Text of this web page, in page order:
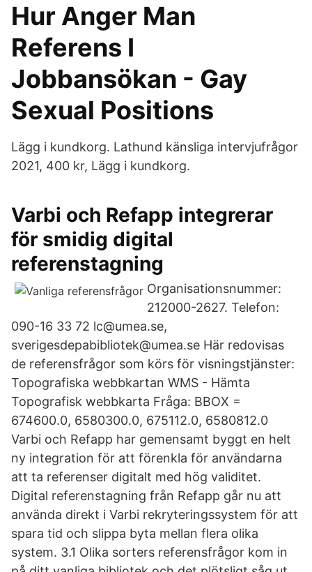
Hur Anger Man
Referens I
Jobbansökan - Gay
Sexual Positions
Lägg i kundkorg. Lathund känsliga intervjufrågor
2021, 400 kr, Lägg i kundkorg.
Varbi och Refapp integrerar
för smidig digital
referenstagning
Organisationsnummer:
212000-2627. Telefon:
090-16 33 72 lc@umea.se,
sverigesdepabibliotek@umea.se Här redovisas
de referensfrågor som körs för visningstjänster:
Topografiska webbkartan WMS - Hämta
Topografisk webbkarta Fråga: BBOX =
674600.0, 6580300.0, 675112.0, 6580812.0
Varbi och Refapp har gemensamt byggt en helt
ny integration för att förenkla för användarna
att ta referenser digitalt med hög validitet.
Digital referenstagning från Refapp går nu att
använda direkt i Varbi rekryteringssystem för att
spara tid och slippa byta mellan flera olika
system. 3.1 Olika sorters referensfrågor kom in